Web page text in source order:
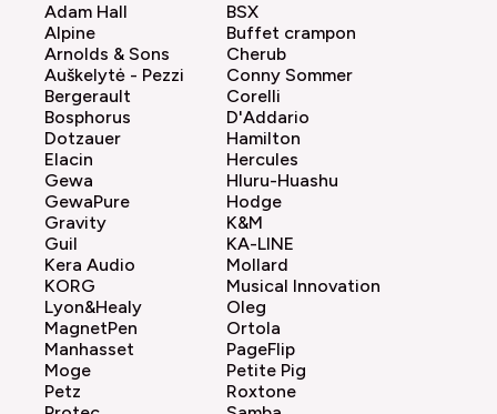
Adam Hall
Alpine
Arnolds & Sons
Auškelytė - Pezzi
Bergerault
Bosphorus
BSX
Buffet crampon
Cherub
Conny Sommer
Corelli
D'Addario
Dotzauer
Elacin
Gewa
GewaPure
Gravity
Guil
Hamilton
Hercules
Hluru-Huashu
Hodge
K&M
KA-LINE
Kera Audio
KORG
Lyon&Healy
MagnetPen
Manhasset
Moge
Mollard
Musical Innovation
Oleg
Ortola
PageFlip
Petite Pig
Petz
Roxtone